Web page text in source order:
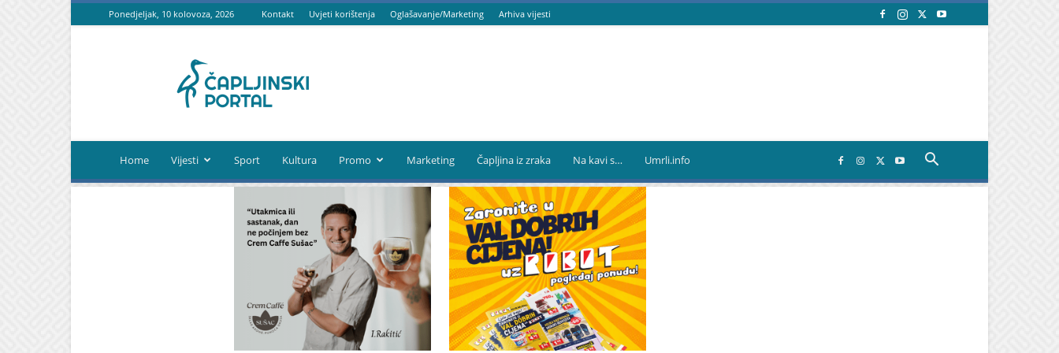
Ponedjeljak, 10 kolovoza, 2026 Kontakt Uvjeti korištenja Oglašavanje/Marketing Arhiva vijesti
portal
Home Vijesti Sport Kultura Promo Marketing Čapljina iz zraka Na kavi s… Umrli.info